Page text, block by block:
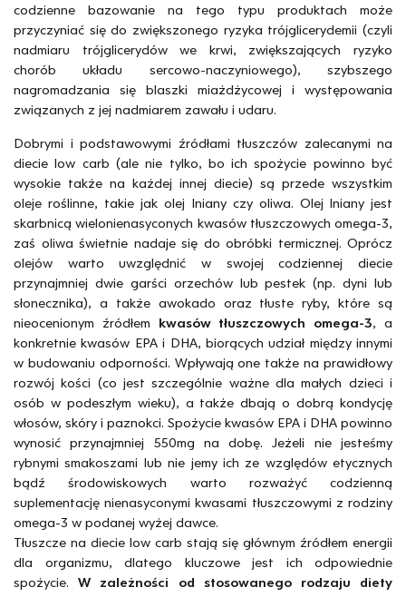
codzienne bazowanie na tego typu produktach może
przyczyniać się do zwiększonego ryzyka trójglicerydemii (czyli
nadmiaru trójglicerydów we krwi, zwiększających ryzyko
chorób układu sercowo-naczyniowego), szybszego
nagromadzania się blaszki miażdżycowej i występowania
związanych z jej nadmiarem zawału i udaru.
Dobrymi i podstawowymi źródłami tłuszczów zalecanymi na
diecie low carb (ale nie tylko, bo ich spożycie powinno być
wysokie także na każdej innej diecie) są przede wszystkim
oleje roślinne, takie jak olej lniany czy oliwa. Olej lniany jest
skarbnicą wielonienasyconych kwasów tłuszczowych omega-3,
zaś oliwa świetnie nadaje się do obróbki termicznej. Oprócz
olejów warto uwzględnić w swojej codziennej diecie
przynajmniej dwie garści orzechów lub pestek (np. dyni lub
słonecznika), a także awokado oraz tłuste ryby, które są
nieocenionym źródłem kwasów tłuszczowych omega-3, a
konkretnie kwasów EPA i DHA, biorących udział między innymi
w budowaniu odporności. Wpływają one także na prawidłowy
rozwój kości (co jest szczególnie ważne dla małych dzieci i
osób w podeszłym wieku), a także dbają o dobrą kondycję
włosów, skóry i paznokci. Spożycie kwasów EPA i DHA powinno
wynosić przynajmniej 550mg na dobę. Jeżeli nie jesteśmy
rybnymi smakoszami lub nie jemy ich ze względów etycznych
bądź środowiskowych warto rozważyć codzienną
suplementację nienasyconymi kwasami tłuszczowymi z rodziny
omega-3 w podanej wyżej dawce.
Tłuszcze na diecie low carb stają się głównym źródłem energii
dla organizmu, dlatego kluczowe jest ich odpowiednie
spożycie.W zależności od stosowanego rodzaju diety